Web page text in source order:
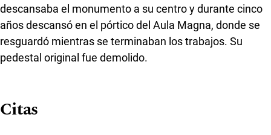
descansaba el monumento a su centro y durante cinco
años descansó en el pórtico del Aula Magna, donde se
resguardó mientras se terminaban los trabajos. Su
pedestal original fue demolido.
Citas